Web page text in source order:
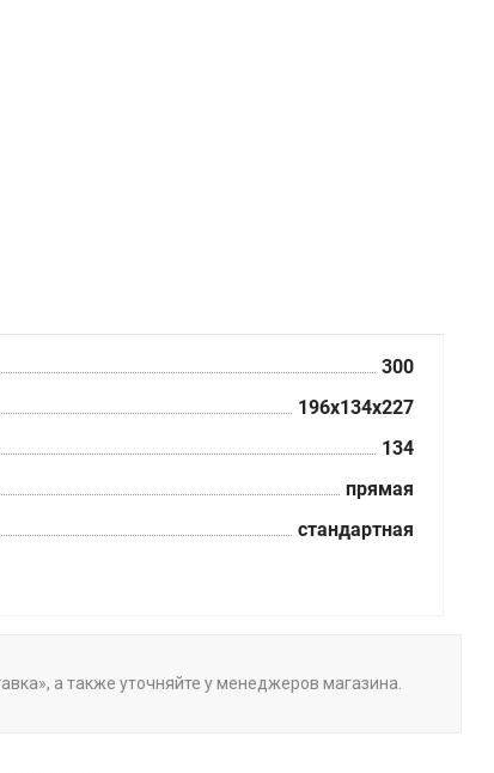
300
196x134x227
134
прямая
стандартная
а также уточняйте у менеджеров магазина.